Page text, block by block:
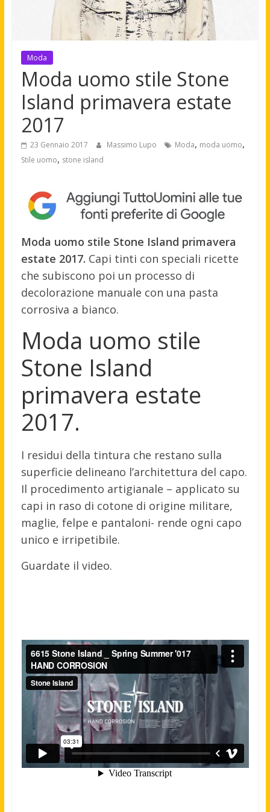
Moda
Moda uomo stile Stone
Island primavera estate
2017
23 Gennaio 2017 Massimo Lupo Moda, moda uomo,
Stile uomo, stone island
Moda uomo stile Stone Island primavera
estate 2017. Capi tinti con speciali ricette
che subiscono poi un processo di
decolorazione manuale con una pasta
corrosiva a bianco.
Moda uomo stile
Stone Island
primavera estate
2017.
I residui della tintura che restano sulla
superficie delineano l’architettura del capo.
Il procedimento artigianale – applicato su
capi in raso di cotone di origine militare,
maglie, felpe e pantaloni- rende ogni capo
unico e irripetibile.
Guardate il video.